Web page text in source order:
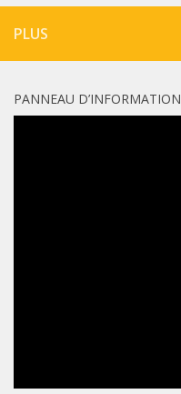
PLUS
PANNEAU D’INFORMATION